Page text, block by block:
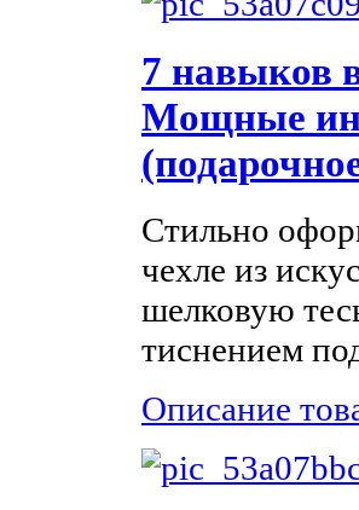
7 навыков
Мощные
Стильно
чехле из
шелковую
тиснением
Описание